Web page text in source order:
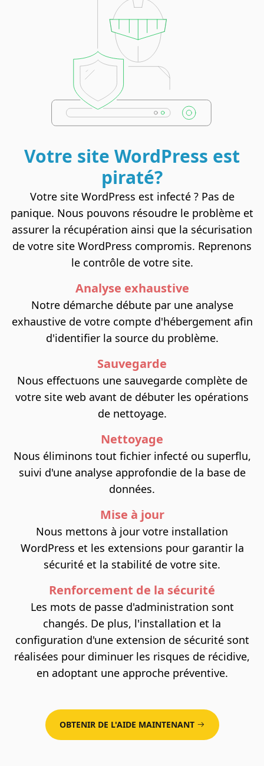
Votre site WordPress est
piraté?
Votre site WordPress est infecté ? Pas de
panique. Nous pouvons résoudre le problème et
assurer la récupération ainsi que la sécurisation
de votre site WordPress compromis. Reprenons
le contrôle de votre site.
Analyse exhaustive
Notre démarche débute par une analyse
exhaustive de votre compte d'hébergement afin
d'identifier la source du problème.
Sauvegarde
Nous effectuons une sauvegarde complète de
votre site web avant de débuter les opérations
de nettoyage.
Nettoyage
Nous éliminons tout fichier infecté ou superflu,
suivi d'une analyse approfondie de la base de
données.
Mise à jour
Nous mettons à jour votre installation
WordPress et les extensions pour garantir la
sécurité et la stabilité de votre site.
Renforcement de la sécurité
Les mots de passe d'administration sont
changés. De plus, l'installation et la
configuration d'une extension de sécurité sont
réalisées pour diminuer les risques de récidive,
en adoptant une approche préventive.
OBTENIR DE L'AIDE MAINTENANT